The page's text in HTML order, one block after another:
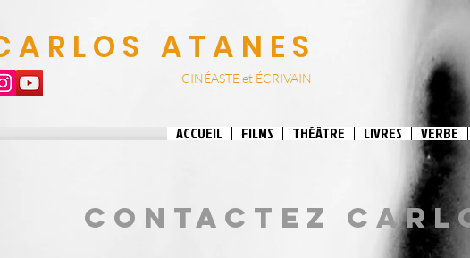
ATANES
CINÉASTE et ÉCRIVAIN
ACCUEIL FILMS THÉÂTRE LIVRES VERBE
Contactez